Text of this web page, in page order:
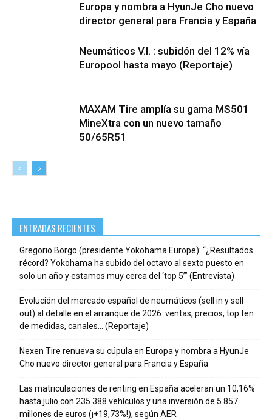
Europa y nombra a HyunJe Cho nuevo
director general para Francia y España
Neumáticos V.I. : subidón del 12% vía
Europool hasta mayo (Reportaje)
MAXAM Tire amplía su gama MS501
MineXtra con un nuevo tamaño
50/65R51
ENTRADAS RECIENTES
Gregorio Borgo (presidente Yokohama Europe): “¿Resultados
récord? Yokohama ha subido del octavo al sexto puesto en
solo un año y estamos muy cerca del ‘top 5’” (Entrevista)
Evolución del mercado español de neumáticos (sell in y sell
out) al detalle en el arranque de 2026: ventas, precios, top ten
de medidas, canales… (Reportaje)
Nexen Tire renueva su cúpula en Europa y nombra a HyunJe
Cho nuevo director general para Francia y España
Las matriculaciones de renting en España aceleran un 10,16%
hasta julio con 235.388 vehículos y una inversión de 5.857
millones de euros (¡+19,73%!), según AER